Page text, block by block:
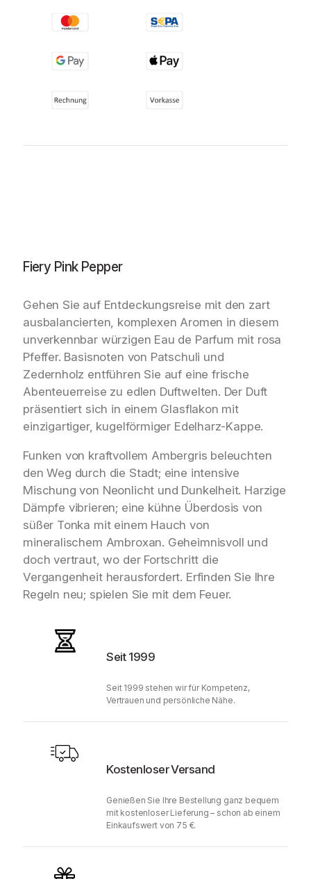
Fiery Pink Pepper
Gehen Sie auf Entdeckungsreise mit den zart
ausbalancierten, komplexen Aromen in diesem
unverkennbar würzigen Eau de Parfum mit rosa
Pfeffer. Basisnoten von Patschuli und
Zedernholz entführen Sie auf eine frische
Abenteuerreise zu edlen Duftwelten. Der Duft
präsentiert sich in einem Glasflakon mit
einzigartiger, kugelförmiger Edelharz-Kappe.
Funken von kraftvollem Ambergris beleuchten
den Weg durch die Stadt; eine intensive
Mischung von Neonlicht und Dunkelheit. Harzige
Dämpfe vibrieren; eine kühne Überdosis von
süßer Tonka mit einem Hauch von
mineralischem Ambroxan. Geheimnisvoll und
doch vertraut, wo der Fortschritt die
Vergangenheit herausfordert. Erfinden Sie Ihre
Regeln neu; spielen Sie mit dem Feuer.
Seit 1999
Seit 1999 stehen wir für Kompetenz,
Vertrauen und persönliche Nähe.
Kostenloser Versand
Genießen Sie Ihre Bestellung ganz bequem
mit kostenloser Lieferung – schon ab einem
Einkaufswert von 75 €.